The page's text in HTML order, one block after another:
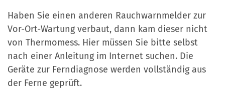
Haben Sie einen anderen Rauchwarnmelder zur
Vor-Ort-Wartung verbaut, dann kam dieser nicht
von Thermomess. Hier müssen Sie bitte selbst
nach einer Anleitung im Internet suchen. Die
Geräte zur Ferndiagnose werden vollständig aus
der Ferne geprüft.